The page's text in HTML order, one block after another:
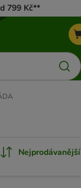
799 Kč**
Nejprodávanější